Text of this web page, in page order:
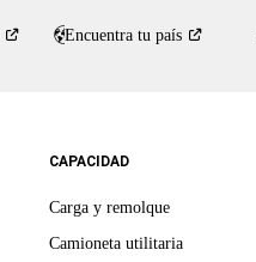
Encuentra tu país
CAPACIDAD
Carga y remolque
Camioneta utilitaria